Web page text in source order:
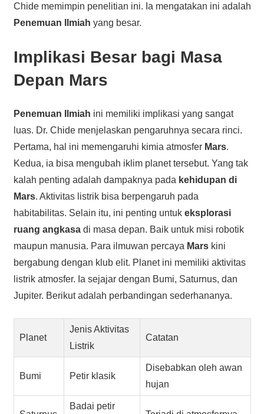
Chide memimpin penelitian ini. Ia mengatakan ini adalah
Penemuan Ilmiah yang besar.
Implikasi Besar bagi Masa
Depan Mars
Penemuan Ilmiah ini memiliki implikasi yang sangat
luas. Dr. Chide menjelaskan pengaruhnya secara rinci.
Pertama, hal ini memengaruhi kimia atmosfer Mars.
Kedua, ia bisa mengubah iklim planet tersebut. Yang tak
kalah penting adalah dampaknya pada kehidupan di
Mars. Aktivitas listrik bisa berpengaruh pada
habitabilitas. Selain itu, ini penting untuk eksplorasi
ruang angkasadi masa depan. Baik untuk misi robotik
maupun manusia. Para ilmuwan percaya Marskini
bergabung dengan klub elit. Planet ini memiliki aktivitas
listrik atmosfer. Ia sejajar dengan Bumi, Saturnus, dan
Jupiter. Berikut adalah perbandingan sederhananya.
Planet
Jenis Aktivitas
Listrik
Catatan
Bumi Petir klasik
Disebabkan oleh awan
hujan
Badai petir